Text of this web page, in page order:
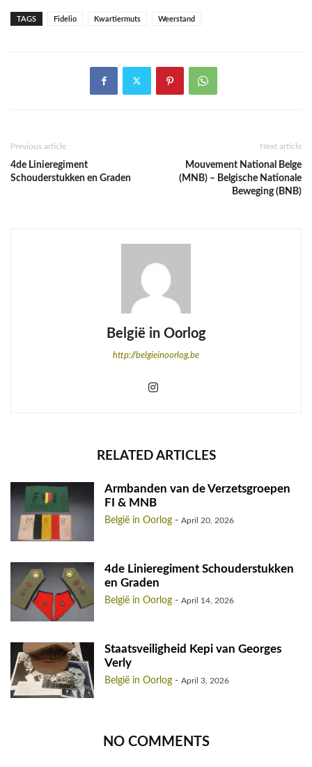
TAGS Fidelio Kwartiermuts Weerstand
Previous article
4de Linieregiment
Schouderstukken en Graden
Next article
Mouvement National Belge
(MNB) – Belgische Nationale
Beweging (BNB)
België in Oorlog
http://belgieinoorlog.be
RELATED ARTICLES
Armbanden van de Verzetsgroepen
FI & MNB
België in Oorlog - April 20, 2026
4de Linieregiment Schouderstukken
en Graden
België in Oorlog - April 14, 2026
Staatsveiligheid Kepi van Georges
Verly
België in Oorlog - April 3, 2026
NO COMMENTS